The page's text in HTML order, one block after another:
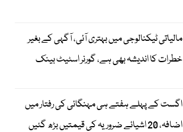
مالیاتی ٹیکنالوجی میں بہتری آئی، آگہی کے بغیر
خطرات کا اندیشہ بھی ہے، گورنر اسٹیٹ بینک
اگست کے پہلے ہفتے ہی مہنگائی کی رفتار میں
اضافہ، 20 اشیائے ضروریہ کی قیمتیں بڑھ گئیں